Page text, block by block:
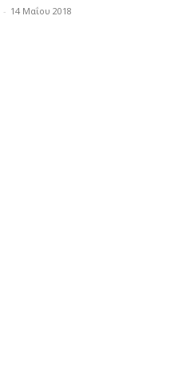
- 14 Μαΐου 2018